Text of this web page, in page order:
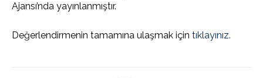
Ajansı’nda yayınlanmıştır.
Değerlendirmenin tamamına ulaşmak için tıklayınız.